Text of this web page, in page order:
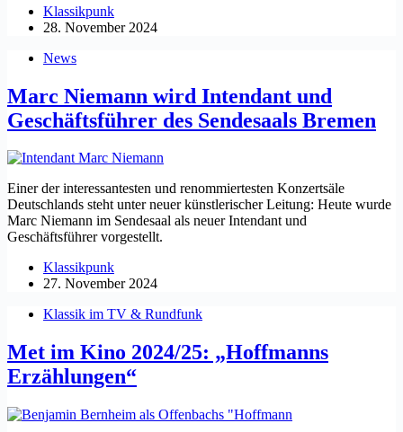
Klassikpunk
28. November 2024
News
Marc Niemann wird Intendant und
Geschäftsführer des Sendesaals Bremen
Einer der interessantesten und renommiertesten Konzertsäle
Deutschlands steht unter neuer künstlerischer Leitung: Heute wurde
Marc Niemann im Sendesaal als neuer Intendant und
Geschäftsführer vorgestellt.
Klassikpunk
27. November 2024
Klassik im TV & Rundfunk
Met im Kino 2024/25: „Hoffmanns
Erzählungen“